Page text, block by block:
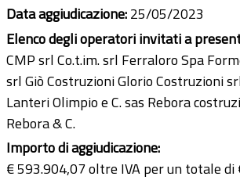
Data aggiudicazione:25/05/2023
Elenco degli operatori invitati a
CMP srl Co.t.im. srl Ferraloro Spa
srl Giò Costruzioni Glorio Costruzioni
Lanteri Olimpio e C. sas Rebora
Rebora & C.
Importo di aggiudicazione:
€ 593.904,07 oltre IVA per un totale di